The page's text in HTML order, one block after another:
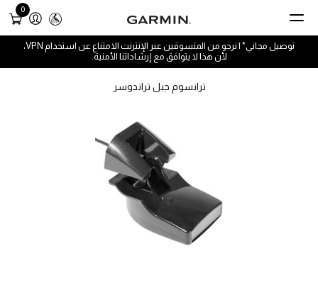
0
توصيل مجاني* | نرجو من المتسوقين عبر الإنترنت الامتناع عن استخدام VPN،
لأن هذا لا يتوافق مع إرشاداتنا الأمنية.
ترانسوم جبل تراندوسر